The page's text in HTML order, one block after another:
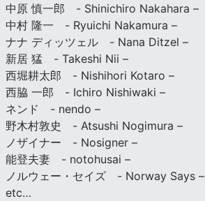
中原 慎一郎 - Shinichiro Nakahara –
中村 隆一 - Ryuichi Nakamura –
ナナ ディッツェル - Nana Ditzel –
新居 猛 - Takeshi Nii –
西堀耕太郎 - Nishihori Kotaro –
西脇 一郎 - Ichiro Nishiwaki –
ネンド - nendo –
野木村敦史 - Atsushi Nogimura –
ノザイナー - Nosigner –
能登夫妻 - notohusai –
ノルウェー・セイズ - Norway Says –
etc…